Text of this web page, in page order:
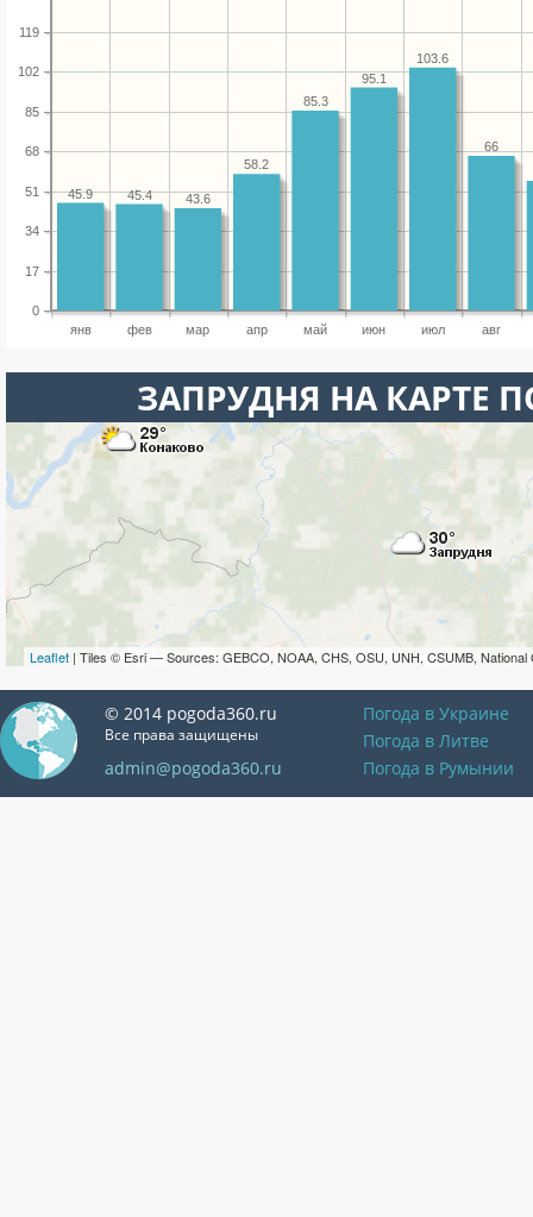
янв фев мар апр май июн июл авг
0
17
34
51
68
85
102
119
66
103.6
95.1
85.3
58.2
43.6
45.4
45.9
ЗАПРУДНЯ НА КАРТЕ
Leaflet | Tiles © Esri — Sources: GEBCO, NOAA, CHS, OSU, UNH, CSUMB, National
© 2014 pogoda360.ru
Все права защищены
admin@pogoda360.ru
Погода в Украине
Погода в Литве
Погода в Румынии